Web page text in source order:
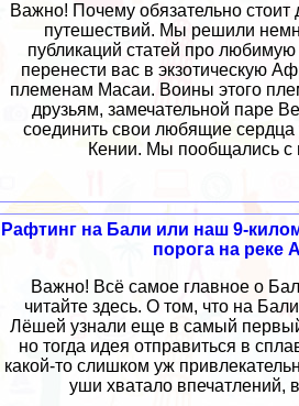
Важно! Почему обязательно стоит
путешествий. Мы решили
публикаций статей про
перенести вас в экзотическую
племенам Масаи. Воины этого
друзьям, замечательной паре
соединить свои любящие сердца
Кении. Мы пообщались с
Рафтинг на Бали или наш 9-
порога на реке
Важно! Всё самое главное о
читайте здесь. О том, что на
Лёшей узнали еще в самый первый
но тогда идея отправиться в
какой-то слишком уж
уши хватало впечатлений,